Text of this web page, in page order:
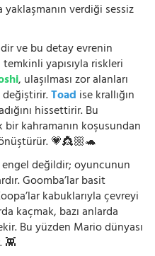
verdiği sessiz
ve bu detay evrenin
yapısıyla riskleri
, ulaşılması zor alanları
Toad ise krallığın
hissettirir. Bu
kahramanın koşusundan
💗👸🏼🐢
engel değildir; oyuncunun
Goomba’lar basit
kabuklarıyla çevreyi
kaçmak, bazı anlarda
Bu yüzden Mario dünyası
👾